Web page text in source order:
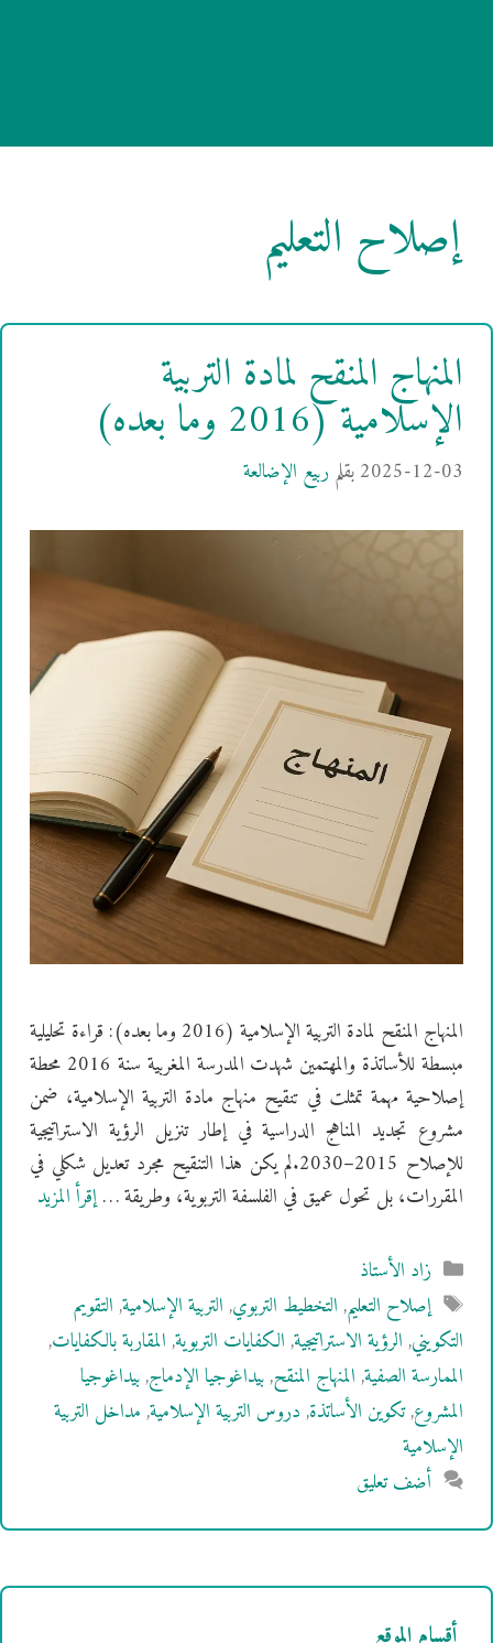
إصلاح التعليم
المنهاج المنقح لمادة التربية
الإسلامية (2016 وما بعده)
2025-12-03بقلم ربيع الإضالعة
المنهاج المنقح لمادة التربية الإسلامية (2016 وما بعده): قراءة تحليلية
مبسطة للأساتذة والمهتمين شهدت المدرسة المغربية سنة 2016 محطة
إصلاحية مهمة تمثلت في تنقيح منهاج مادة التربية الإسلامية، ضمن
مشروع تجديد المناهج الدراسية في إطار تنزيل الرؤية الاستراتيجية
للإصلاح 2015–2030.لم يكن هذا التنقيح مجرد تعديل شكلي في
المقررات، بل تحول عميق في الفلسفة التربوية، وطريقة …إقرأ المزيد
التصنيفات
زاد الأستاذ
الوسوم
إصلاح التعليم,التخطيط التربوي,التربية الإسلامية,التقويم
التكويني,الرؤية الاستراتيجية,الكفايات التربوية,المقاربة بالكفايات,
الممارسة الصفية,المنهاج المنقح,بيداغوجيا الإدماج,بيداغوجيا
المشروع,تكوين الأساتذة,دروس التربية الإسلامية,مداخل التربية
الإسلامية
أضف تعليق